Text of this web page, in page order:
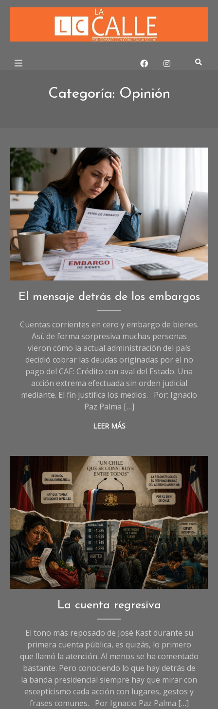
Skip
Categoría: Opinión
Opinión,
Sociedad
El mensaje detrás de los embargos
Cuentas corrientes en cero y embargo de bienes.
Así, de forma sorpresiva muchas personas
vieron cómo la actual administración del país
decidió cobrar las deudas originadas por el no
pago del CAE: Crédito con aval del Estado. Una
acción extrema efectuada sin orden judicial
mediante. El fin justifica los medios. Por: Ignacio
Paz Palma […]
LEER MÁS
Imagen referencial (I.A)
Opinión,
Sociedad
La cuenta regresiva
El tono más reposado de José Kast durante su
primera cuenta pública, es quizás, lo primero
que llamó la atención. Al menos se ha comentado
bastante. Pero conociendo lo que hay detrás de
la banda presidencial siempre hay que mirar con
escepticismo cada acción con lugares, gestos y
frases comunes. Por Ignacio Paz Palma […]